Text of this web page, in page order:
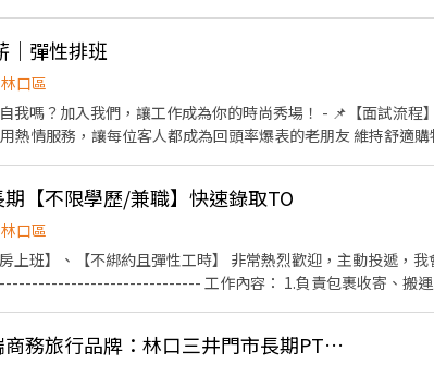
｜彈性排班
口區
我嗎？加入我們，讓工作成為你的時尚秀場！ - 📌【面試流程
熱情服務，讓每位客人都成為回頭率爆表的老朋友 維持舒適
時間你做主】 💰 時薪196-215 元 🕒 排班彈性，可配合學校課
4 小時，每週至少 20 小時 - 🧡還等什麼？用你的時尚態度，
職場時尚吧！✨
期【不限學歷/兼職】快速錄取TO
口區
上班】、【不綁約且彈性工時】 非常熱烈歡迎，主動投遞
工作內容： 1.負責包裹收寄、搬運、
☆高時薪250☆【高端商務旅行品牌：林口三井門市長期PT】| RFS_289